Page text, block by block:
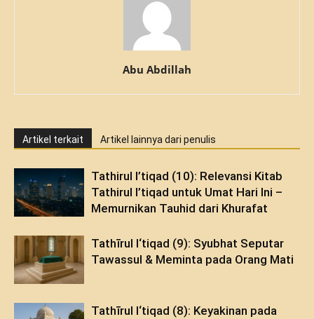
Abu Abdillah
Artikel terkait Artikel lainnya dari penulis
Tathirul I’tiqad (10): Relevansi Kitab
Tathirul I’tiqad untuk Umat Hari Ini –
Memurnikan Tauhid dari Khurafat
Tathīrul I‘tiqad (9): Syubhat Seputar
Tawassul & Meminta pada Orang Mati
Tathīrul I‘tiqad (8): Keyakinan pada